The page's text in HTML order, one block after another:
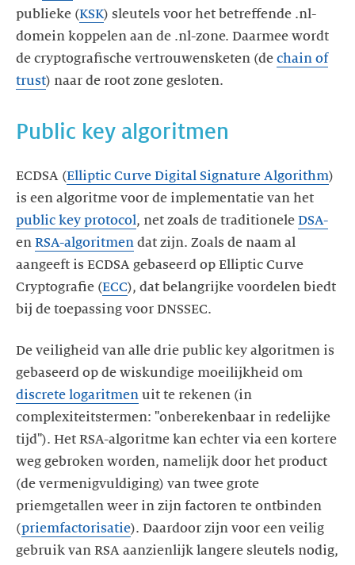
publieke (KSK) sleutels voor het betreffende .nl-
domein koppelen aan de .nl-zone. Daarmee wordt
de cryptografische vertrouwensketen (de chain of
trust) naar de root zone gesloten.
Public key algoritmen
ECDSA (Elliptic Curve Digital Signature Algorithm)
is een algoritme voor de implementatie van het
public key protocol, net zoals de traditionele DSA-
en RSA-algoritmen dat zijn. Zoals de naam al
aangeeft is ECDSA gebaseerd op Elliptic Curve
Cryptografie (ECC), dat belangrijke voordelen biedt
bij de toepassing voor DNSSEC.
De veiligheid van alle drie public key algoritmen is
gebaseerd op de wiskundige moeilijkheid om
discrete logaritmen uit te rekenen (in
complexiteitstermen: "onberekenbaar in redelijke
tijd"). Het RSA-algoritme kan echter via een kortere
weg gebroken worden, namelijk door het product
(de vermenigvuldiging) van twee grote
priemgetallen weer in zijn factoren te ontbinden
(priemfactorisatie). Daardoor zijn voor een veilig
gebruik van RSA aanzienlijk langere sleutels nodig,